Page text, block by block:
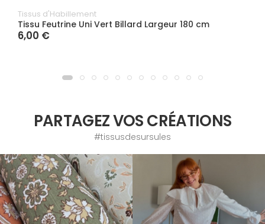
Tissus d'Habillement
Tissu Feutrine Uni Vert Billard Largeur 180 cm
6,00 €
PARTAGEZ VOS CRÉATIONS
#tissusdesursules